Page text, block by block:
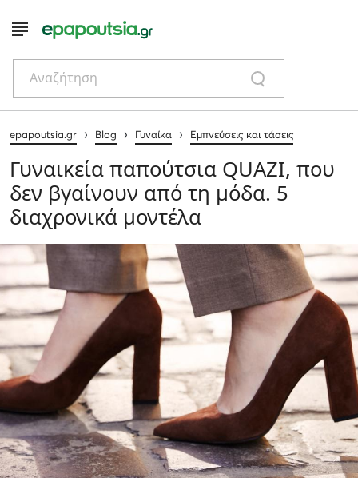
Αναζήτηση
epapoutsia.gr › Blog › Γυναίκα › Εμπνεύσεις και τάσεις
Γυναικεία παπούτσια QUAZI, που
δεν βγαίνουν από τη μόδα. 5
διαχρονικά μοντέλα
Γυναίκα Εμπνεύσεις και τάσεις